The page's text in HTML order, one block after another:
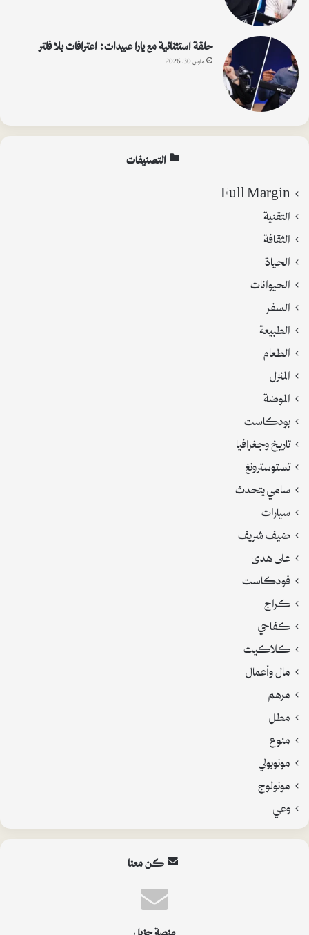
حلقة استثنائية مع يارا عبيدات: اعترافات بلا فلتر
مارس 30, 2026
التصنيفات
Full Margin
التقنية
الثقافة
الحياة
الحيوانات
السفر
الطبيعة
الطعام
المنزل
الموضة
بودكاست
تاريخ وجغرافيا
تستوسترونغ
سامي يتحدث
سيارات
ضيف شريف
على هدى
فودكاست
كراج
كفاحي
كلاكيت
مال وأعمال
مرهم
مطل
منوع
مونوبولي
مونولوج
وعي
كن معنا